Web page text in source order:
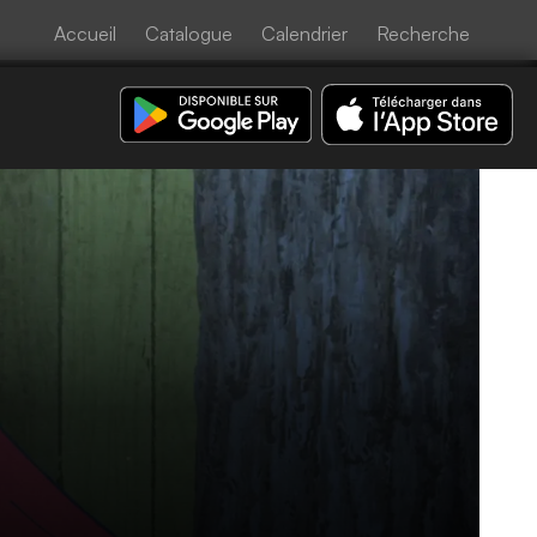
Accueil Catalogue Calendrier Recherche